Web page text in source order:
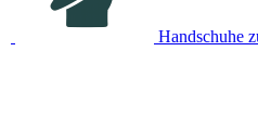
Handschuhe